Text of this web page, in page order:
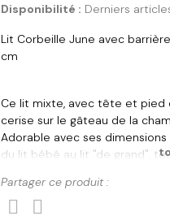
Disponibilité : Derniers
Lit Corbeille June avec
cm
Ce lit mixte, avec tête et pied
cerise sur le gâteau de la
Adorable avec ses
du lit bébé au lit "de grand",
étape en douceur...
Agrémenté de coussins ou
Partager ce produit :